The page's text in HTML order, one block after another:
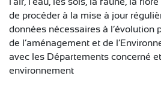
de procéder à la mise à jour
données nécessaires à l’évolution
de l’aménagement et de
avec les Départements concerné
environnement